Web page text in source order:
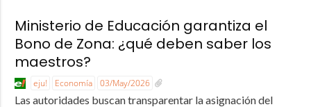
Ministerio de Educación garantiza el
Bono de Zona: ¿qué deben saber los
maestros?
eju! Economía 03/May/2026
Las autoridades buscan transparentar la asignación del